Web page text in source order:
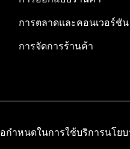
การตลาดและคอนเวอร์ชัน
การจัดการร้านค้า
กำหนดในการใช้บริการนโย